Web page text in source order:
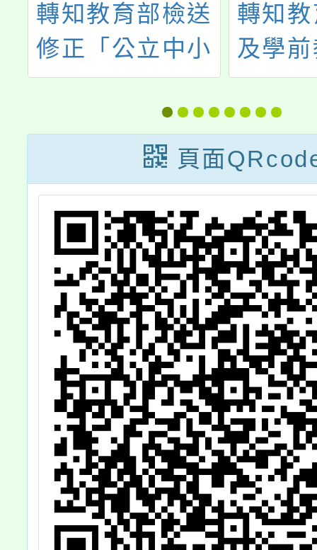
轉知教育部檢送
修正「公立中小
學校導師及特殊
教育職務加給
表」及「公立中
小學兼任及代課
教師鐘點費支給
基準表」（核定
本）各1份，並
自114年9月1日
生效
轉知
及學
以，
任教
非營
任教
師年
計提
頁面